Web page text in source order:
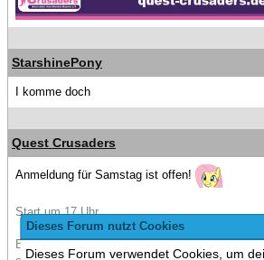
Dieses Forum nutzt Cookies
Dieses Forum verwendet Cookies, um
StarshinePony
I komme doch
Quest Crusaders
Anmeldung für Samstag ist offen!
Start um 17 Uhr.
Bitte lest euch kurz denStartpostkurz durch